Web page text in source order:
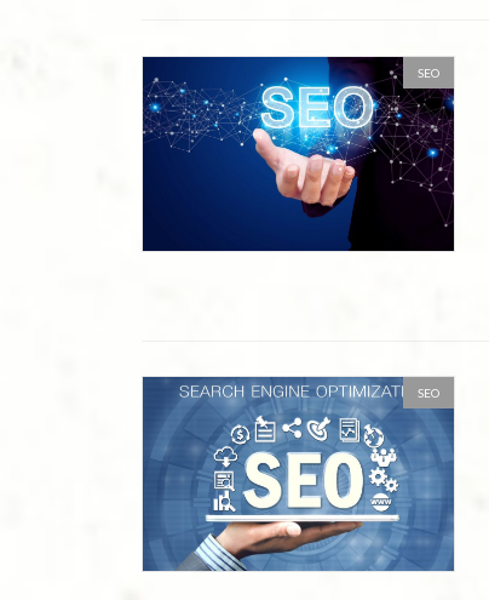
SEO
SEO